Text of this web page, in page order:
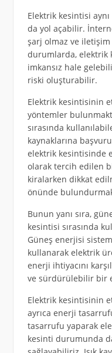
Elektrik kesintisi
da yol açabilir.
şarj olmaz ve iletişim
durumlarda, elektrik
imkansız hale
riski oluşturabilir.
Elektrik kesintisinin
yöntemler
sırasında
kaynaklarına
elektrik kesintisinde
olarak tercih edilen
kiralarken dikkat
önünde
Bunun yanı sıra,
kesintisi sırasında
Güneş enerjisi
kullanarak elektrik
enerji ihtiyacını
ve sürdürülebilir bir
Elektrik kesintisinin
ayrıca enerji
tasarrufu yaparak
kesinti durumunda